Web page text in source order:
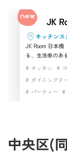
方に使いやすい
ミーティング
動画撮影
生活雑貨完備
階段
駅近
JK
キッチンス
JK Room 日本
る、生活感のあ
場町駅から徒歩
画、ゲームな
ます。YouTube
テーマにした写
キッチン
ダイニングテ
パーティー
中央区(